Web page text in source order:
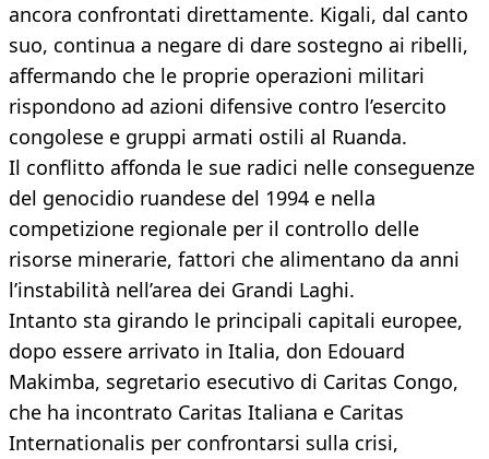
ancora confrontati direttamente. Kigali, dal canto
suo, continua a negare di dare sostegno ai ribelli,
affermando che le proprie operazioni militari
rispondono ad azioni difensive contro l’esercito
congolese e gruppi armati ostili al Ruanda.
Il conflitto affonda le sue radici nelle conseguenze
del genocidio ruandese del 1994 e nella
competizione regionale per il controllo delle
risorse minerarie, fattori che alimentano da anni
l’instabilità nell’area dei Grandi Laghi.
Intanto sta girando le principali capitali europee,
dopo essere arrivato in Italia, don Edouard
Makimba, segretario esecutivo di Caritas Congo,
che ha incontrato Caritas Italiana e Caritas
Internationalis per confrontarsi sulla crisi,